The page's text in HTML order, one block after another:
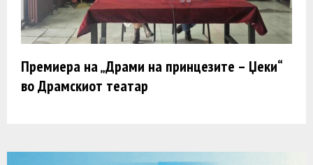
Премиера на „Драми на принцезите – Џеки“
во Драмскиот театар